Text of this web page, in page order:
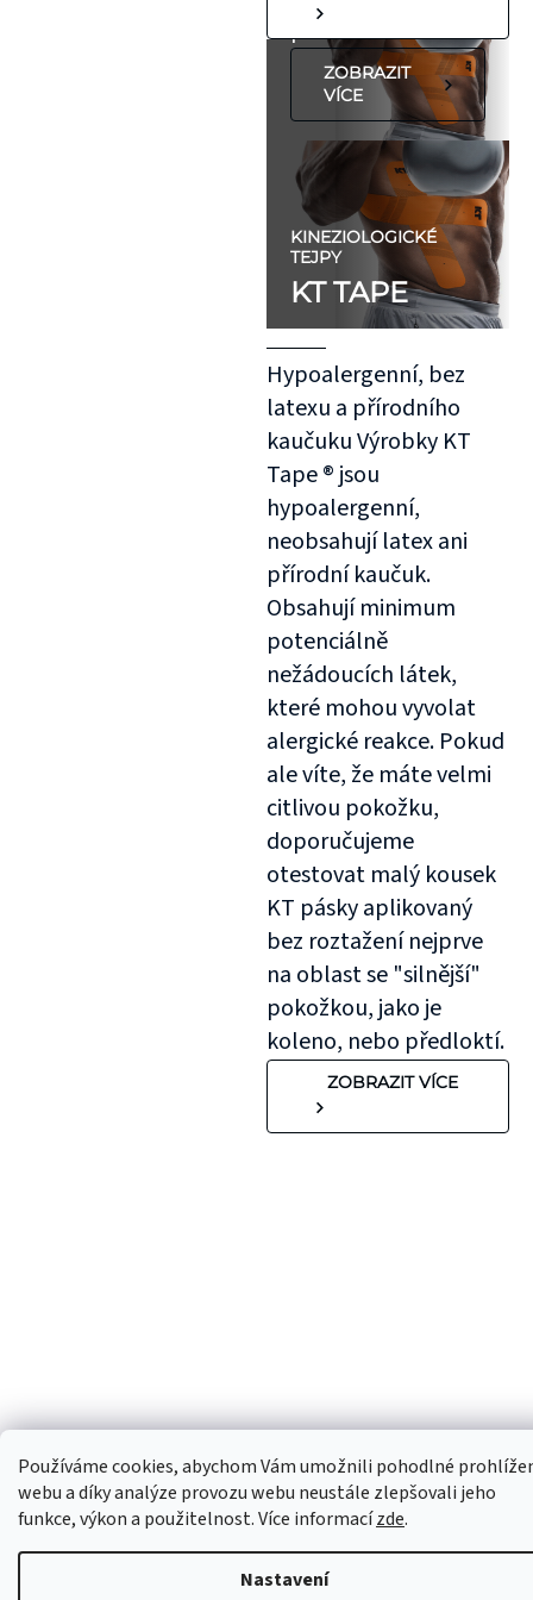
Používáme cookies, abychom Vám umožnili pohodlné
webu a díky analýze provozu webu neustále zlepšovali jeho
funkce, výkon a použitelnost. Více informacízde.
Nastavení
předloktí.
ZOBRAZIT
VÍCE
KINEZIOLOGICKÉ
TEJPY
KT TAPE
Hypoalergenní, bez
latexu a přírodního
kaučuku Výrobky KT
Tape ® jsou
hypoalergenní,
neobsahují latex ani
přírodní kaučuk.
Obsahují minimum
potenciálně
nežádoucích látek,
které mohou vyvolat
alergické reakce. Pokud
ale víte, že máte velmi
citlivou pokožku,
doporučujeme
otestovat malý kousek
KT pásky aplikovaný
bez roztažení nejprve
na oblast se "silnější"
pokožkou, jako je
koleno, nebo předloktí.
ZOBRAZIT VÍCE